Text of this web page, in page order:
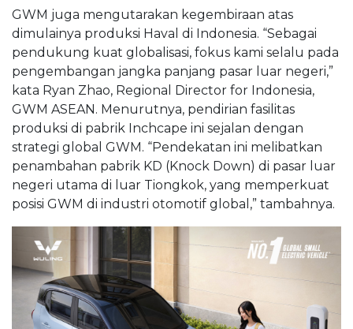
GWM juga mengutarakan kegembiraan atas
dimulainya produksi Haval di Indonesia. “Sebagai
pendukung kuat globalisasi, fokus kami selalu pada
pengembangan jangka panjang pasar luar negeri,”
kata Ryan Zhao, Regional Director for Indonesia,
GWM ASEAN. Menurutnya, pendirian fasilitas
produksi di pabrik Inchcape ini sejalan dengan
strategi global GWM. “Pendekatan ini melibatkan
penambahan pabrik KD (Knock Down) di pasar luar
negeri utama di luar Tiongkok, yang memperkuat
posisi GWM di industri otomotif global,” tambahnya.